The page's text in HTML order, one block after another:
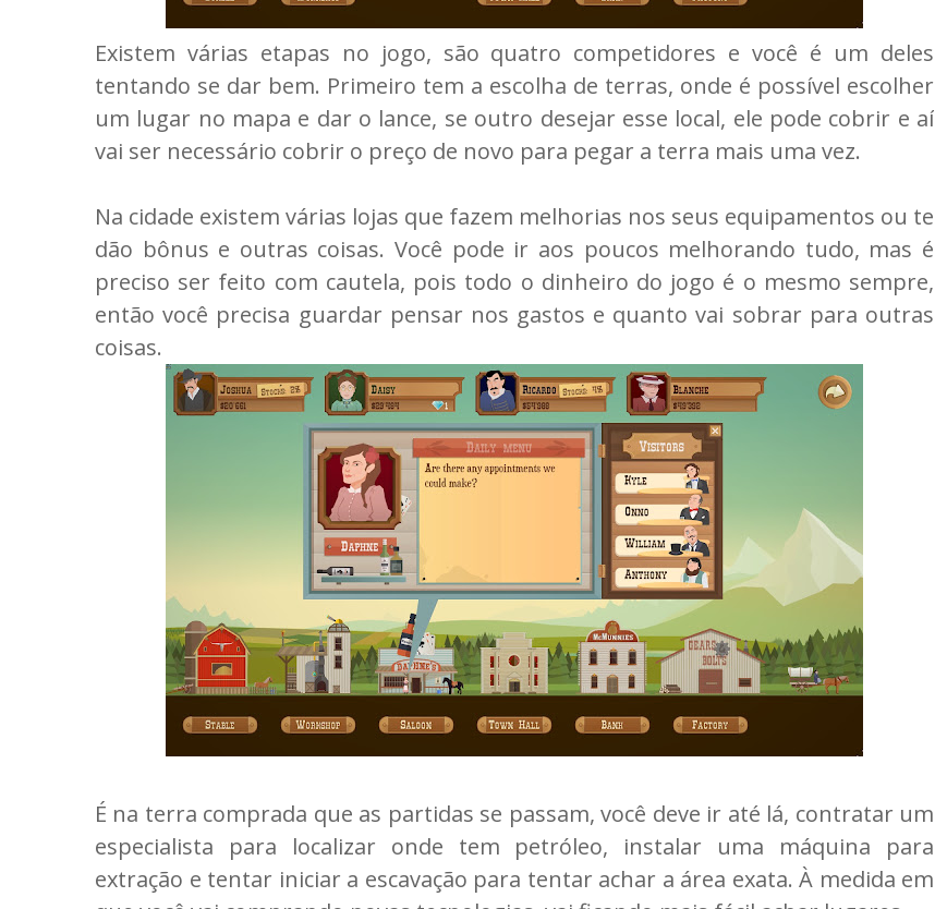
Existem várias etapas no jogo, são quatro competidores e você é um deles
tentando se dar bem. Primeiro tem a escolha de terras, onde é possível escolher
um lugar no mapa e dar o lance, se outro desejar esse local, ele pode cobrir e aí
vai ser necessário cobrir o preço de novo para pegar a terra mais uma vez.
Na cidade existem várias lojas que fazem melhorias nos seus equipamentos ou te
dão bônus e outras coisas. Você pode ir aos poucos melhorando tudo, mas é
preciso ser feito com cautela, pois todo o dinheiro do jogo é o mesmo sempre,
então você precisa guardar pensar nos gastos e quanto vai sobrar para outras
coisas.
É na terra comprada que as partidas se passam, você deve ir até lá, contratar um
especialista para localizar onde tem petróleo, instalar uma máquina para
extração e tentar iniciar a escavação para tentar achar a área exata. À medida em